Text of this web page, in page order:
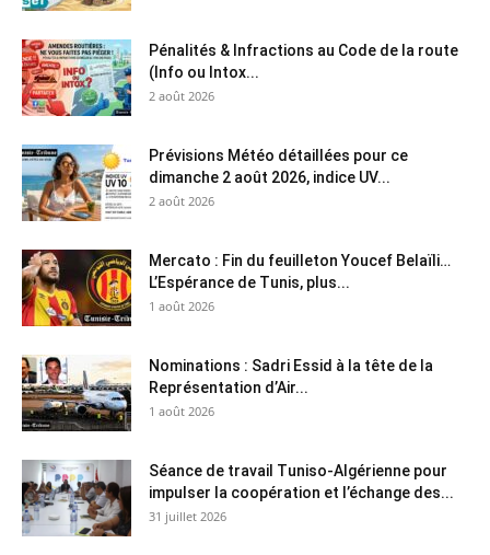
Pénalités & Infractions au Code de la route
(Info ou Intox...
2 août 2026
Prévisions Météo détaillées pour ce
dimanche 2 août 2026, indice UV...
2 août 2026
Mercato : Fin du feuilleton Youcef Belaïli…
L’Espérance de Tunis, plus...
1 août 2026
Nominations : Sadri Essid à la tête de la
Représentation d’Air...
1 août 2026
Séance de travail Tuniso-Algérienne pour
impulser la coopération et l’échange des...
31 juillet 2026